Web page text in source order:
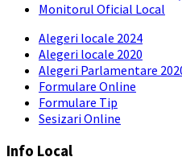
Monitorul Oficial Local
Alegeri locale 2024
Alegeri locale 2020
Alegeri Parlamentare
Formulare Online
Formulare Tip
Sesizari Online
Info Local